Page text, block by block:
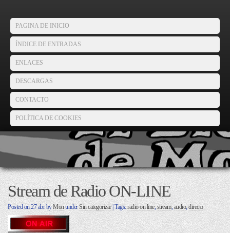
PAGINA DE INICIO
ÍNDICE DE ENTRADAS
ENLACES
DESCARGAS
CONTACTO
POLÍTICA DE COOKIES
Stream de Radio ON-LINE
Posted on27 abrbyMonunderSin categorizar| Tags:radio on line,stream,audio,directo